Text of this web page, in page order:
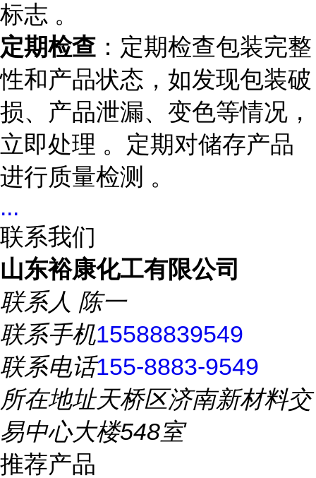
标志 。
定期检查 ：定期检查包装完整
性和产品状态，如发现包装破
损、产品泄漏、变色等情况，
立即处理 。定期对储存产品
进行质量检测 。
...
联系我们
山东裕康化工有限公司
联系人 陈一
联系手机15588839549
联系电话155-8883-9549
所在地址天桥区济南新材料交
易中心大楼548室
推荐产品